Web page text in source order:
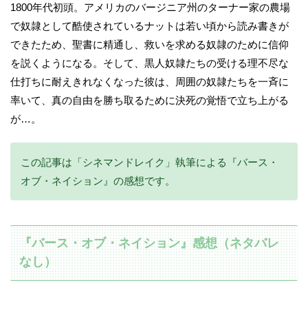
1800年代初頭。アメリカのバージニア州のターナー家の農場
で奴隷として酷使されているナットは若い頃から読み書きが
できたため、聖書に精通し、救いを求める奴隷のために信仰
を説くようになる。そして、黒人奴隷たちの受ける理不尽な
仕打ちに耐えきれなくなった彼は、周囲の奴隷たちを一斉に
率いて、真の自由を勝ち取るために決死の覚悟で立ち上がる
が…。
この記事は「シネマンドレイク」執筆による『バース・
オブ・ネイション』の感想です。
『バース・オブ・ネイション』感想（ネタバレ
なし）